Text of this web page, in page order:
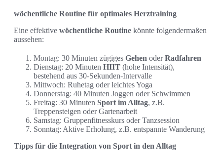
wöchentliche Routine für optimales Herztraining
Eine effektive wöchentliche Routine könnte folgendermaßen
aussehen:
Montag: 30 Minuten zügiges Gehen oderRadfahren
Dienstag: 20 Minuten HIIT (hohe Intensität),
bestehend aus 30-Sekunden-Intervalle
Mittwoch: Ruhetag oder leichtes Yoga
Donnerstag: 40 Minuten Joggen oder Schwimmen
Freitag: 30 Minuten Sport im Alltag, z.B.
Treppensteigen oder Gartenarbeit
Samstag: Gruppenfitnesskurs oder Tanzsession
Sonntag: Aktive Erholung, z.B. entspannte Wanderung
Tipps für die Integration von Sport in den Alltag